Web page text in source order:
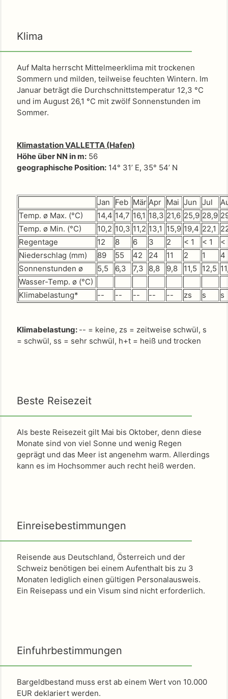
Klima
Auf Malta herrscht Mittelmeerklima mit trockenen
Sommern und milden, teilweise feuchten Wintern. Im
Januar beträgt die Durchschnittstemperatur 12,3 °C
und im August 26,1 °C mit zwölf Sonnenstunden im
Sommer.
Klimastation VALLETTA (Hafen)
Höhe über NN in m: 56
geographische Position: 14° 31’ E, 35° 54’ N
Jan Feb Mär Apr Mai Jun Jul
Temp. ø Max. (°C)
14,4 14,7 16,1 18,3 21,6 25,9 28,9
Temp. ø Min. (°C)
10,2 10,3 11,2 13,1 15,9 19,4 22,1
Regentage
12 8 6 3 2 < 1 < 1
<
Niederschlag (mm)
89 55 42 24 11 2 1
4
Sonnenstunden ø
5,5 6,3 7,3 8,8 9,8 11,5 12,5
Wasser-Temp. ø (°C)
Klimabelastung*
-- -- -- -- -- zs s s
Klimabelastung: -- = keine, zs = zeitweise schwül, s
= schwül, ss = sehr schwül, h+t = heiß und trocken
Beste Reisezeit
Als beste Reisezeit gilt Mai bis Oktober, denn diese
Monate sind von viel Sonne und wenig Regen
geprägt und das Meer ist angenehm warm. Allerdings
kann es im Hochsommer auch recht heiß werden.
Einreisebestimmungen
Reisende aus Deutschland, Österreich und der
Schweiz benötigen bei einem Aufenthalt bis zu 3
Monaten lediglich einen gültigen Personalausweis.
Ein Reisepass und ein Visum sind nicht erforderlich.
Einfuhrbestimmungen
Bargeldbestand muss erst ab einem Wert von 10.000
EUR deklariert werden.